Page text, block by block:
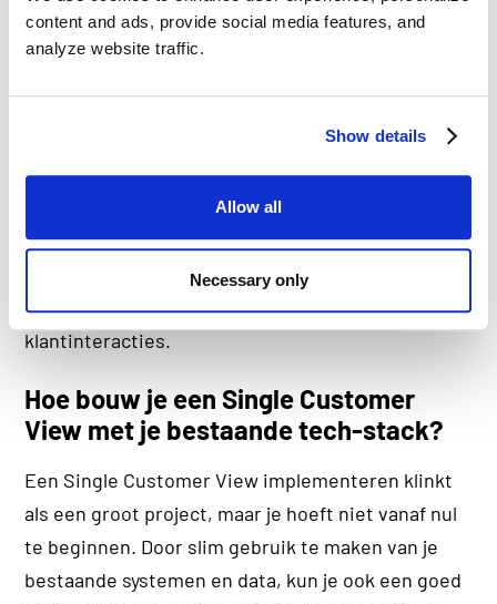
content and ads, provide social media features, and
analyze website traffic.
Show details
Allow all
Necessary only
Wet- en regelgeving rondom data en privacy
bewaart, wie er toegang toe heeft en hoe deze
data worden gebruikt. Dit maakt het eenvoudiger
om te voldoen aan de AVG, Wwft en andere regels.
Bovendien wordt fraudedetectie makkelijker,
omdat verdachte patronen sneller opvallen
wanneer je een compleet overzicht hebt van alle
klantinteracties.
Hoe bouw je een Single Customer
View met je bestaande tech-stack?
Een Single Customer View implementeren klinkt
als een groot project, maar je hoeft niet vanaf nul
te beginnen. Door slim gebruik te maken van je
bestaande systemen en data, kun je ook een goed